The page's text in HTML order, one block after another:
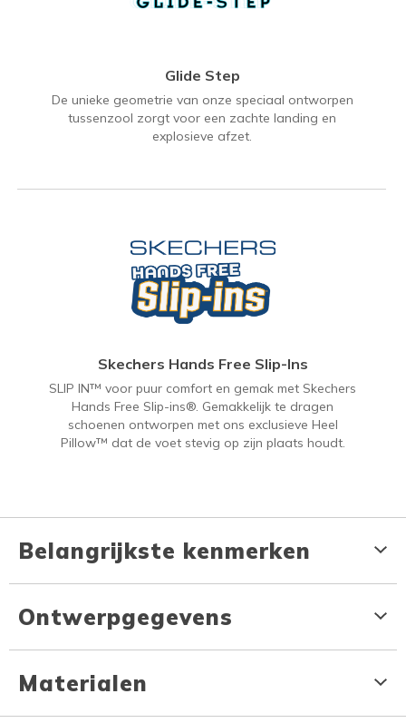
Glide Step
De unieke geometrie van onze speciaal ontworpen
tussenzool zorgt voor een zachte landing en
explosieve afzet.
Skechers Hands Free Slip-Ins
SLIP IN™ voor puur comfort en gemak met Skechers
Hands Free Slip-ins®. Gemakkelijk te dragen
schoenen ontworpen met ons exclusieve Heel
Pillow™ dat de voet stevig op zijn plaats houdt.
Belangrijkste kenmerken
Ontwerpgegevens
Materialen